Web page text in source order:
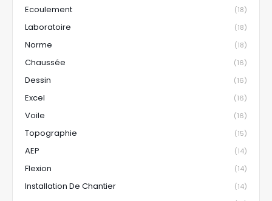
Ecoulement (18)
Laboratoire (18)
Norme (18)
Chaussée (16)
Dessin (16)
Excel (16)
Voile (16)
Topographie (15)
AEP (14)
Flexion (14)
Installation De Chantier (14)